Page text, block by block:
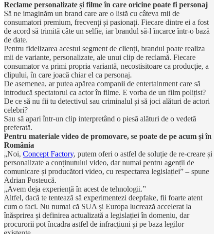
Reclame personalizate și filme în care oricine poate fi personaj
Să ne imaginăm un brand care are o listă cu câteva mii de
consumatori premium, frecvenți și pasionați. Fiecare dintre ei a fost
de acord să trimită câte un selfie, iar brandul să-l încarce într-o bază
de date.
Pentru fidelizarea acestui segment de clienți, brandul poate realiza
mii de variante, personalizate, ale unui clip de reclamă. Fiecare
consumator va primi propria variantă, necostisitoare ca producție, a
clipului, în care joacă chiar el ca personaj.
De asemenea, ar putea apărea companii de entertainment care să
introducă spectatorul ca actor în filme. E vorba de un film polițist?
De ce să nu fii tu detectivul sau criminalul și să joci alături de actori
celebri?
Sau să apari într-un clip interpretând o piesă alături de o vedetă
preferată.
Pentru materiale video de promovare, se poate de pe acum și în
România
„Noi, Concept Factory, putem oferi o astfel de soluție de re-creare și
personalizate a conținutului video, dar numai pentru agenții de
comunicare și producători video, cu respectarea legislației” – spune
Adrian Posteucă.
„Avem deja experiență în acest de tehnologii.”
Altfel, dacă te tentează să experimentezi deepfake, fii foarte atent
cum o faci. Nu numai că SUA și Europa lucrează accelerat la
înăsprirea și definirea actualizată a legislației în domeniu, dar
procurorii pot încadra astfel de infracțiuni și pe baza legilor